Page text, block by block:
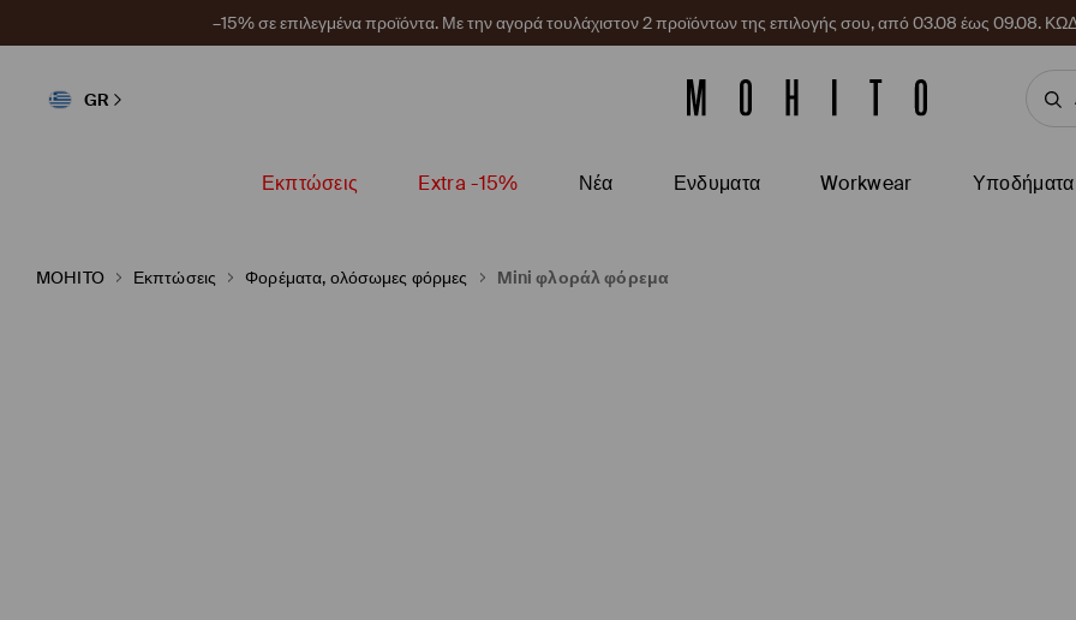
–15% σε επιλεγμένα προϊόντα. Με την αγορά τουλάχιστον 2 προϊόντων της επιλογής σου, από 03.08 έως 09.08.
GR
Εκπτώσεις Extra -15% Νέα Ενδυματα Workwear Υποδήματα
MOHITO Εκπτώσεις Φορέματα, ολόσωμες φόρμες Mini φλοράλ φόρεμα